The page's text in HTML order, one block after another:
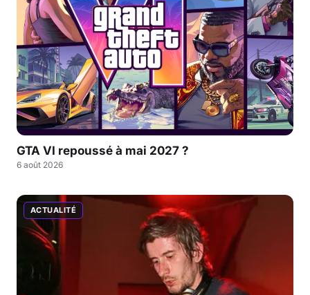
GTA VI repoussé à mai 2027 ?
6 août 2026
ACTUALITÉ